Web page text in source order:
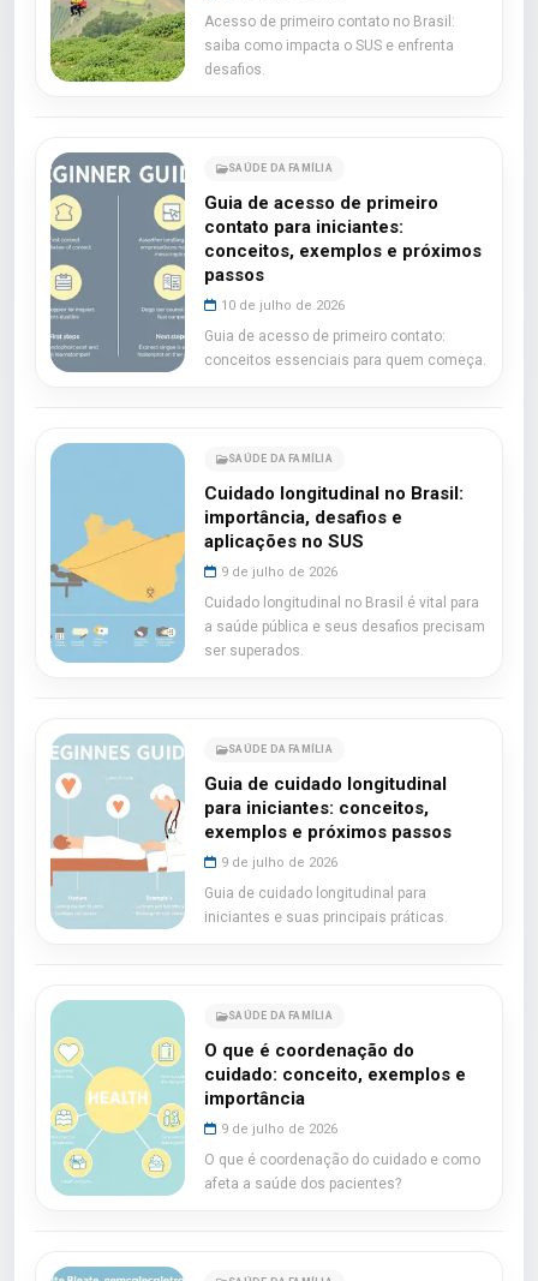
Acesso de primeiro contato no Brasil:
saiba como impacta o SUS e enfrenta
desafios.
SAÚDE DA FAMÍLIA
Guia de acesso de primeiro
contato para iniciantes:
conceitos, exemplos e próximos
passos
10 de julho de 2026
Guia de acesso de primeiro contato:
conceitos essenciais para quem começa.
SAÚDE DA FAMÍLIA
Cuidado longitudinal no Brasil:
importância, desafios e
aplicações no SUS
9 de julho de 2026
Cuidado longitudinal no Brasil é vital para
a saúde pública e seus desafios precisam
ser superados.
SAÚDE DA FAMÍLIA
Guia de cuidado longitudinal
para iniciantes: conceitos,
exemplos e próximos passos
9 de julho de 2026
Guia de cuidado longitudinal para
iniciantes e suas principais práticas.
SAÚDE DA FAMÍLIA
O que é coordenação do
cuidado: conceito, exemplos e
importância
9 de julho de 2026
O que é coordenação do cuidado e como
afeta a saúde dos pacientes?